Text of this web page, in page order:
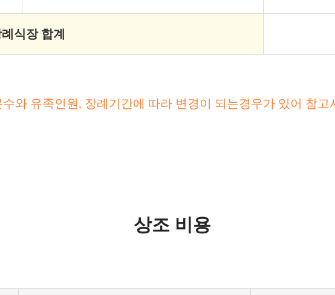
식장 합계
와 유족인원, 장례기간에 따라 변경이 되는경우가 있어 참고
상조 비용